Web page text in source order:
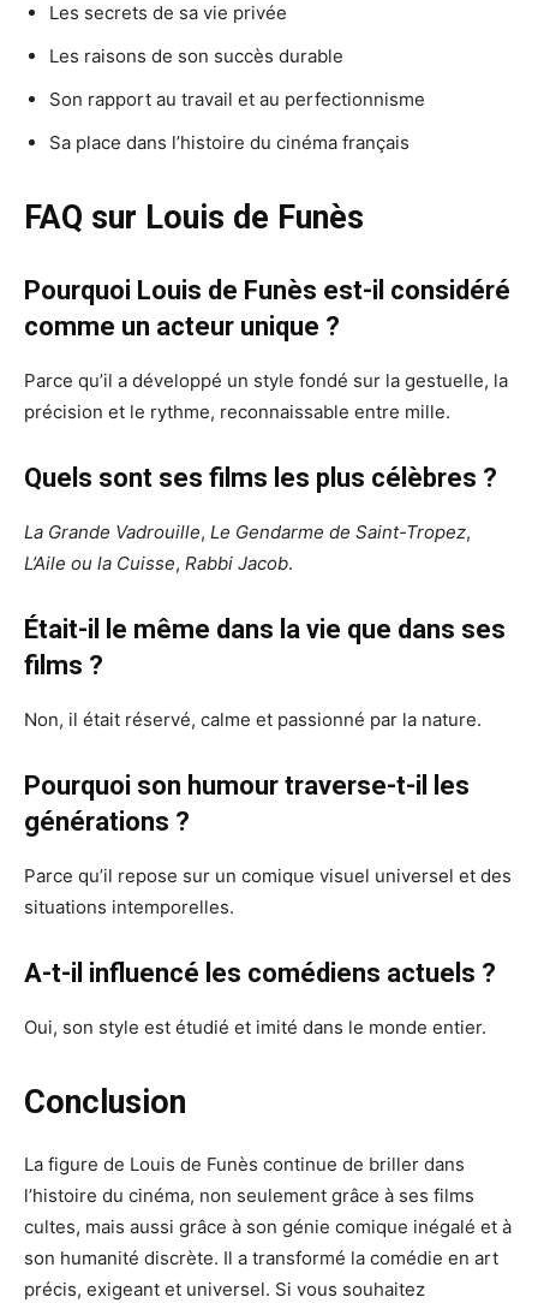
Les secrets de sa vie privée
Les raisons de son succès durable
Son rapport au travail et au perfectionnisme
Sa place dans l’histoire du cinéma français
FAQ sur Louis de Funès
Pourquoi Louis de Funès est-il considéré
comme un acteur unique ?
Parce qu’il a développé un style fondé sur la gestuelle, la
précision et le rythme, reconnaissable entre mille.
Quels sont ses films les plus célèbres ?
La Grande Vadrouille, Le Gendarme de Saint-Tropez,
L’Aile ou la Cuisse, Rabbi Jacob.
Était-il le même dans la vie que dans ses
films ?
Non, il était réservé, calme et passionné par la nature.
Pourquoi son humour traverse-t-il les
générations ?
Parce qu’il repose sur un comique visuel universel et des
situations intemporelles.
A-t-il influencé les comédiens actuels ?
Oui, son style est étudié et imité dans le monde entier.
Conclusion
La figure de Louis de Funès continue de briller dans
l’histoire du cinéma, non seulement grâce à ses films
cultes, mais aussi grâce à son génie comique inégalé et à
son humanité discrète. Il a transformé la comédie en art
précis, exigeant et universel. Si vous souhaitez